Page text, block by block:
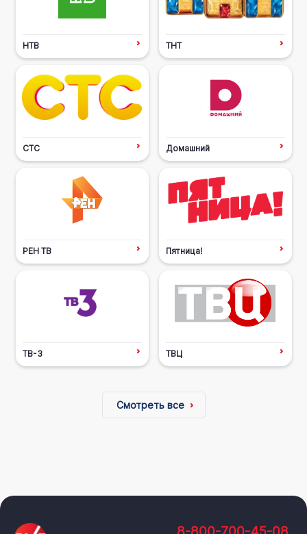
НТВ ТНТ
СТС Домашний
РЕН ТВ Пятница!
ТВ-3 ТВЦ
Смотреть все